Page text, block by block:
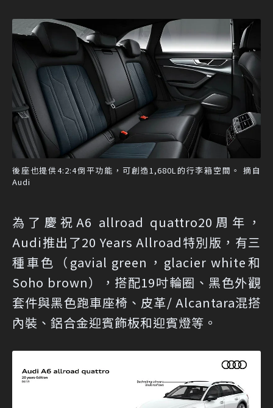
後座也提供4:2:4倒平功能，可創造1,680L的行李箱空間。 摘自
Audi
為了慶祝A6 allroad quattro20周年，
Audi推出了20 Years Allroad特別版，有三
種車色（gavial green，glacier white和
Soho brown），搭配19吋輪圈、黑色外觀
套件與黑色跑車座椅、皮革/ Alcantara混搭
內裝、鋁合金迎賓飾板和迎賓燈等。